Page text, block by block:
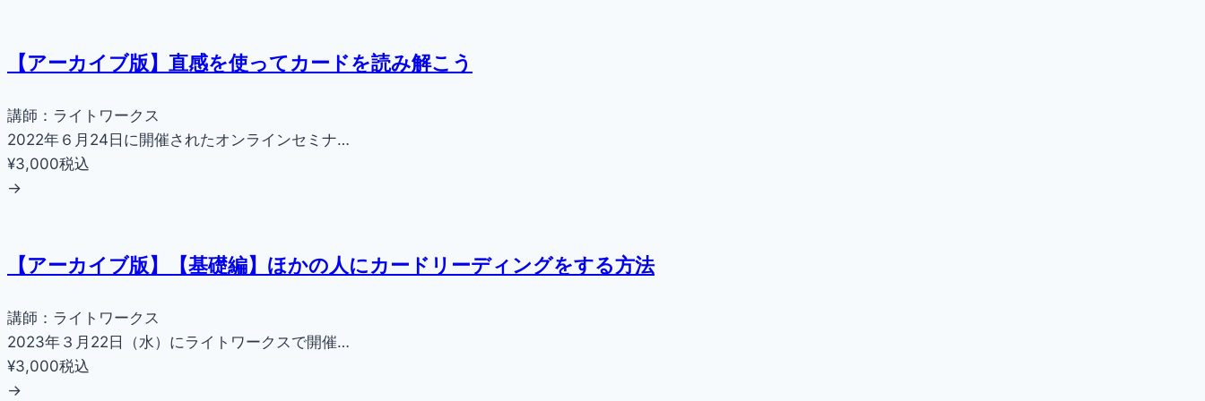
【アーカイブ版】直感を使ってカードを読み解こう
講師：ライトワークス
2022年６月24日に開催されたオンラインセミナ…
¥3,000税込
→
【アーカイブ版】【基礎編】ほかの人にカードリーディングをする方法
講師：ライトワークス
2023年３月22日（水）にライトワークスで開催…
¥3,000税込
→